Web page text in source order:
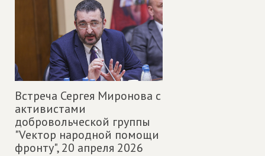
Встреча Сергея Миронова с
активистами
добровольческой группы
"Vектор народной помощи
фронту",20 апреля 2026